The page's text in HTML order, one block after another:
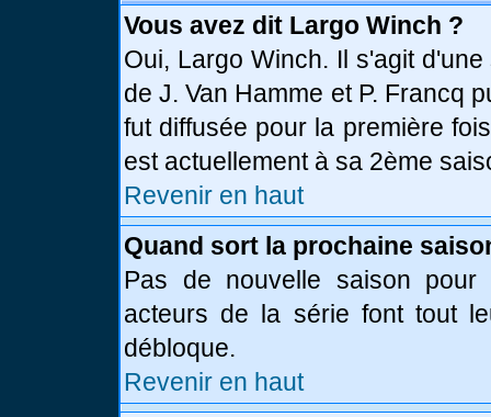
Vous avez dit Largo Winch ?
Oui, Largo Winch. Il s'agit
de J. Van Hamme et P. Francq
fut diffusée pour la première
est actuellement à sa 2ème
Revenir en haut
Quand sort la prochaine
Pas de nouvelle saison pour
acteurs de la série font tout
débloque.
Revenir en haut